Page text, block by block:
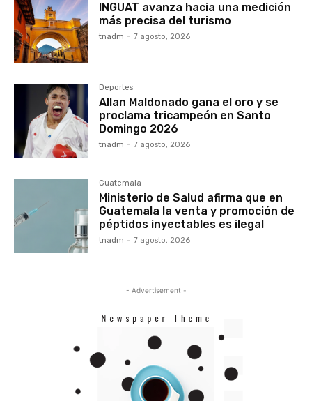
INGUAT avanza hacia una medición
más precisa del turismo
tnadm - 7 agosto, 2026
Deportes
Allan Maldonado gana el oro y se
proclama tricampeón en Santo
Domingo 2026
tnadm - 7 agosto, 2026
Guatemala
Ministerio de Salud afirma que en
Guatemala la venta y promoción de
péptidos inyectables es ilegal
tnadm - 7 agosto, 2026
- Advertisement -